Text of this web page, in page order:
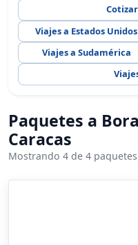
Viajes a Estados Unidos
Viajes a Sudamérica
Paquetes a
Caracas
Mostrando 4 de 4